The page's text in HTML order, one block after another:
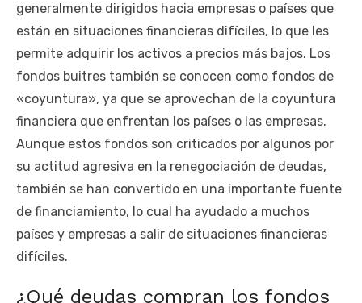
generalmente dirigidos hacia empresas o países que
están en situaciones financieras difíciles, lo que les
permite adquirir los activos a precios más bajos. Los
fondos buitres también se conocen como fondos de
«coyuntura», ya que se aprovechan de la coyuntura
financiera que enfrentan los países o las empresas.
Aunque estos fondos son criticados por algunos por
su actitud agresiva en la renegociación de deudas,
también se han convertido en una importante fuente
de financiamiento, lo cual ha ayudado a muchos
países y empresas a salir de situaciones financieras
difíciles.
¿Qué deudas compran los fondos